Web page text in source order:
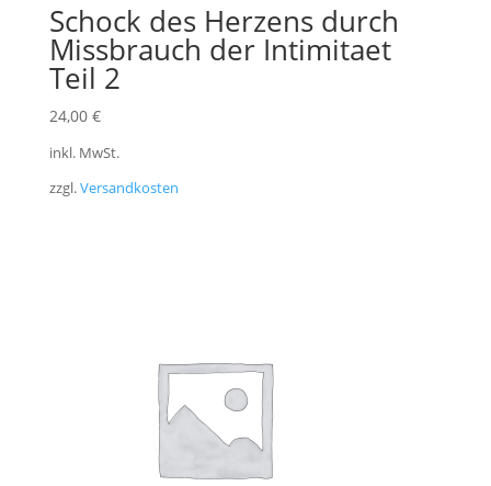
Schock des Herzens durch
Missbrauch der Intimitaet
Teil 2
24,00 €
inkl. MwSt.
zzgl.Versandkosten